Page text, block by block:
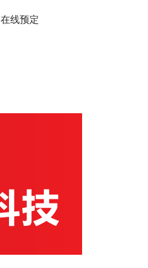
在线预定